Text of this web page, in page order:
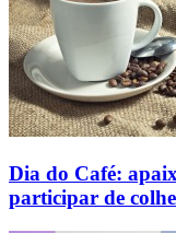
Dia do Café:
participar de